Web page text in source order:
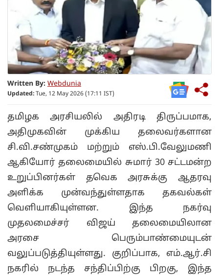
Written By: Webdunia
Updated: Tue, 12 May 2026 (17:11 IST)
தமிழக அரசியலில் அதிரடி திருப்பமாக,
அதிமுகவின் முக்கிய தலைவர்களான
சி.வி.சண்முகம் மற்றும் எஸ்.பி.வேலுமணி
ஆகியோர் தலைமையில் சுமார் 30 சட்டமன்ற
உறுப்பினர்கள் தவெக அரசுக்கு ஆதரவு
அளிக்க முன்வந்துள்ளதாக தகவல்கள்
வெளியாகியுள்ளன. இந்த நகர்வு
முதலமைச்சர் விஜய் தலைமையிலான
அரசை பெரும்பாண்மையுடன்
வலுப்படுத்தியுள்ளது. குறிப்பாக, எம்.ஆர்.சி
நகரில் நடந்த சந்திப்பிற்கு பிறகு, இந்த